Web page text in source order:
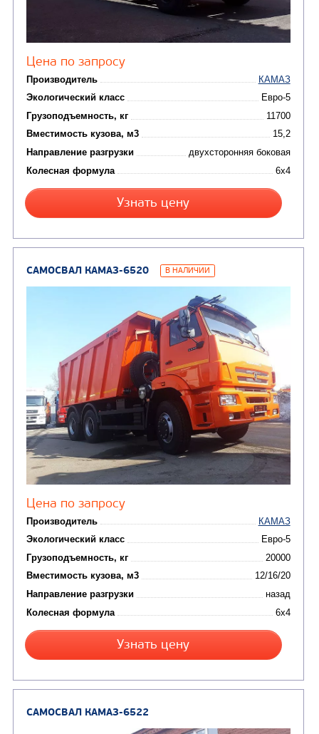
Автогудронаторы Комбинированные
Мусоровозы (24)
САМОСВАЛ КАМАЗ-45143
Цена по запросу
Производитель
Экологический класс
Грузоподъемность, кг
Вместимость кузова, м3
Направление разгрузки
Узнать цену
САМОСВАЛ КАМАЗ-6520